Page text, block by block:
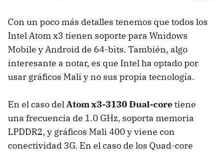
Con un poco más detalles tenemos que todos los
Intel Atom x3 tienen soporte para Wnidows
Mobile y Android de 64-bits. También, algo
interesante a notar, es que Intel ha optado por
usar gráficos Mali y no sus propia tecnología.
En el caso delAtom x3-3130 Dual-coretiene
una frecuencia de 1.0 GHz, soporta memoria
LPDDR2, y gráficos Mali 400 y viene con
conectividad 3G. En el caso de los Quad-core